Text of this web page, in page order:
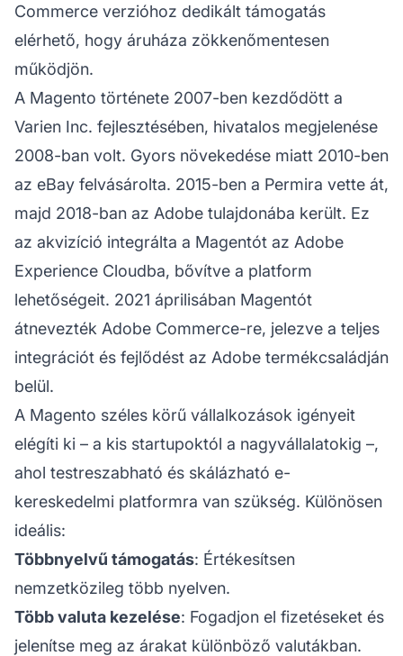
Commerce verzióhoz dedikált támogatás
elérhető, hogy áruháza zökkenőmentesen
működjön.
A Magento története 2007-ben kezdődött a
Varien Inc. fejlesztésében, hivatalos megjelenése
2008-ban volt. Gyors növekedése miatt 2010-ben
az eBay felvásárolta. 2015-ben a Permira vette át,
majd 2018-ban az Adobe tulajdonába került. Ez
az akvizíció integrálta a Magentót az Adobe
Experience Cloudba, bővítve a platform
lehetőségeit. 2021 áprilisában Magentót
átnevezték Adobe Commerce-re, jelezve a teljes
integrációt és fejlődést az Adobe termékcsaládján
belül.
A Magento széles körű vállalkozások igényeit
elégíti ki – a kis startupoktól a nagyvállalatokig –,
ahol testreszabható és skálázható e-
kereskedelmi platformra van szükség. Különösen
ideális:
Többnyelvű támogatás: Értékesítsen
nemzetközileg több nyelven.
Több valuta kezelése: Fogadjon el fizetéseket és
jelenítse meg az árakat különböző valutákban.